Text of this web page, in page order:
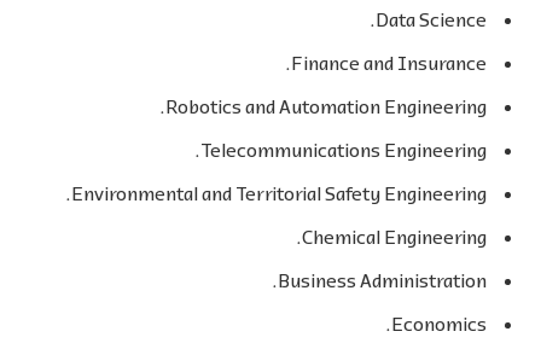
Data Science.
Finance and Insurance.
Robotics and Automation Engineering.
Telecommunications Engineering.
Environmental and Territorial Safety Engineering.
Chemical Engineering.
Business Administration.
Economics.